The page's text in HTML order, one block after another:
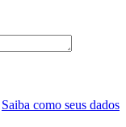
Saiba como seus dados